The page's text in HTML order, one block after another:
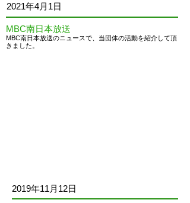
2021年4月1日
MBC南日本放送
MBC南日本放送のニュースで、当団体の活動を紹介して頂
きました。
2019年11月12日